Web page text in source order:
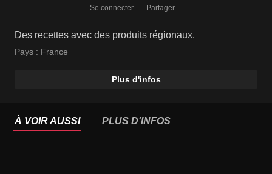
Se connecter Partager
Des recettes avec des produits régionaux.
Pays : France
Plus d'infos
À VOIR AUSSI PLUS D'INFOS